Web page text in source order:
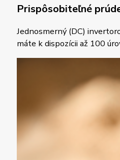
Prispôsobiteľné
Jednosmerný (DC)
máte k dispozícii až 100